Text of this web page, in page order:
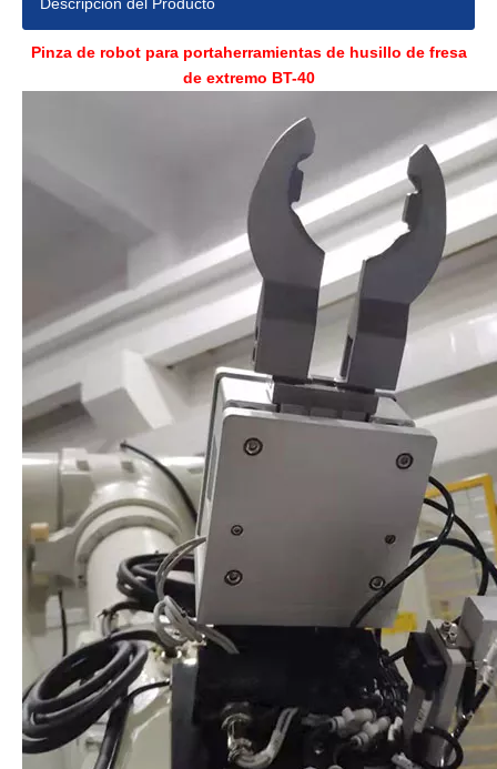
Pinza de robot para portaherramientas de husillo de fresa
de extremo BT-40